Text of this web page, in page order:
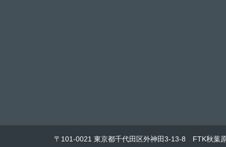
〒101-0021 東京都千代田区外神田3-13-8 FTK秋葉